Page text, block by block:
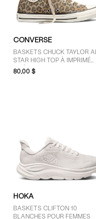
GENRE
Femmes (283)
Unisexe (155)
Birkenstock (12)
Clarks Originals (6)
Converse (31)
Dr. Martens (13)
Floyd (12)
CONVERSE
BASKETS CHUCK TAYLOR
STAR HIGH TOP À IMPRIMÉ
GUÉPARD BRUNES ET
80,00 $
HOKA
BASKETS CLIFTON 10
BLANCHES POUR FEMMES